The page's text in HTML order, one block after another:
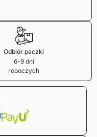
Odbiór paczki
6-9 dni
roboczych